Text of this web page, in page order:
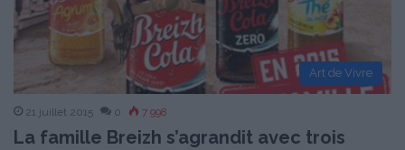
Art de Vivre
21 juillet 2015 0 7 998
La famille Breizh s’agrandit avec trois